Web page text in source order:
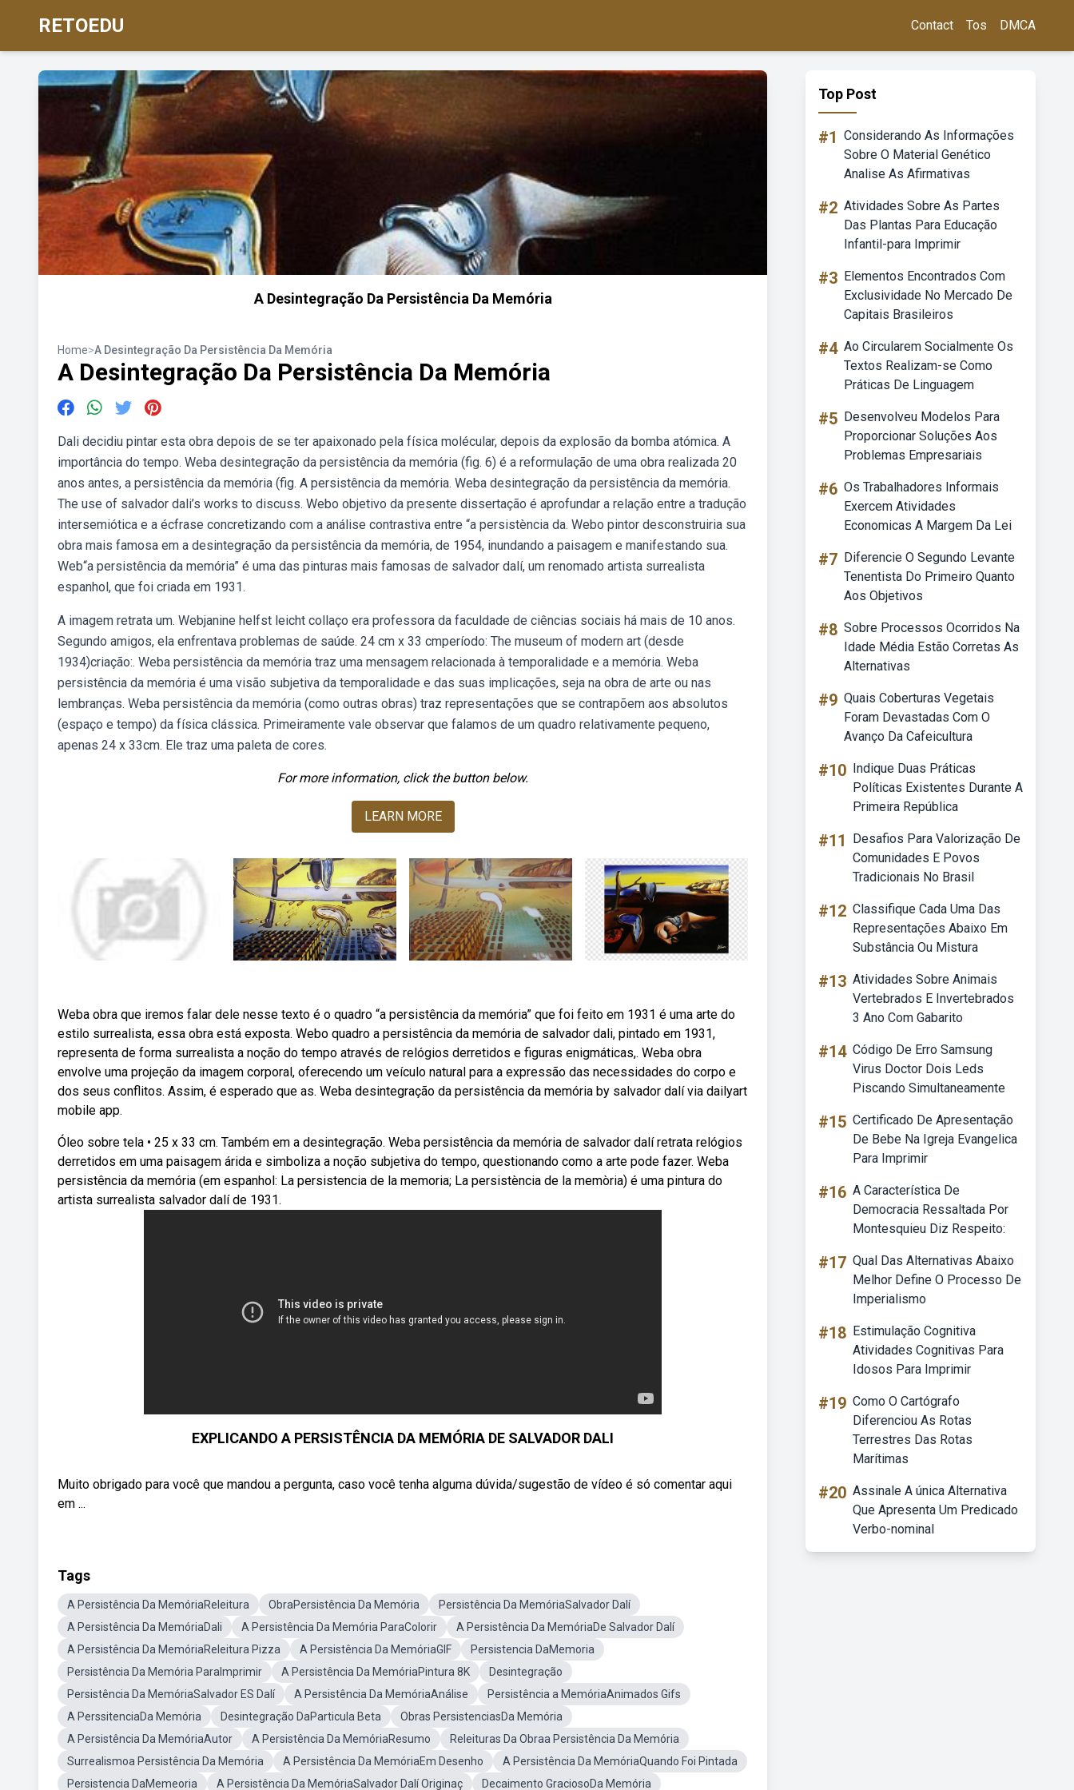
RETOEDU Contact Tos DMCA
A Desintegração Da Persistência Da Memória
Home>A Desintegração Da Persistência Da Memória
A Desintegração Da Persistência Da Memória
Dali decidiu pintar esta obra depois de se ter apaixonado pela física molécular, depois da explosão da bomba atómica. A
importância do tempo. Weba desintegração da persistência da memória (fig. 6) é a reformulação de uma obra realizada 20
anos antes, a persistência da memória (fig. A persistência da memória. Weba desintegração da persistência da memória.
The use of salvador dali’s works to discuss. Webo objetivo da presente dissertação é aprofundar a relação entre a tradução
intersemiótica e a écfrase concretizando com a análise contrastiva entre “a persistència da. Webo pintor desconstruiria sua
obra mais famosa em a desintegração da persistência da memória, de 1954, inundando a paisagem e manifestando sua.
Web“a persistência da memória” é uma das pinturas mais famosas de salvador dalí, um renomado artista surrealista
espanhol, que foi criada em 1931.
A imagem retrata um. Webjanine helfst leicht collaço era professora da faculdade de ciências sociais há mais de 10 anos.
Segundo amigos, ela enfrentava problemas de saúde. 24 cm x 33 cmperíodo: The museum of modern art (desde
1934)criação:. Weba persistência da memória traz uma mensagem relacionada à temporalidade e a memória. Weba
persistência da memória é uma visão subjetiva da temporalidade e das suas implicações, seja na obra de arte ou nas
lembranças. Weba persistência da memória (como outras obras) traz representações que se contrapõem aos absolutos
(espaço e tempo) da física clássica. Primeiramente vale observar que falamos de um quadro relativamente pequeno,
apenas 24 x 33cm. Ele traz uma paleta de cores.
For more information, click the button below.
LEARN MORE
Weba obra que iremos falar dele nesse texto é o quadro “a persistência da memória” que foi feito em 1931 é uma arte do
estilo surrealista, essa obra está exposta. Webo quadro a persistência da memória de salvador dali, pintado em 1931,
representa de forma surrealista a noção do tempo através de relógios derretidos e figuras enigmáticas,. Weba obra
envolve uma projeção da imagem corporal, oferecendo um veículo natural para a expressão das necessidades do corpo e
dos seus conflitos. Assim, é esperado que as. Weba desintegração da persistência da memória by salvador dalí via dailyart
mobile app.
Óleo sobre tela • 25 x 33 cm. Também em a desintegração. Weba persistência da memória de salvador dalí retrata relógios
derretidos em uma paisagem árida e simboliza a noção subjetiva do tempo, questionando como a arte pode fazer. Weba
persistência da memória (em espanhol: La persistencia de la memoria; La persistència de la memòria) é uma pintura do
artista surrealista salvador dalí de 1931.
EXPLICANDO A PERSISTÊNCIA DA MEMÓRIA DE SALVADOR DALI
Muito obrigado para você que mandou a pergunta, caso você tenha alguma dúvida/sugestão de vídeo é só comentar aqui
em ...
Tags
A Persistência Da MemóriaReleitura ObraPersistência Da Memória
Persistência Da MemóriaSalvador Dalí
A Persistência Da MemóriaDali
A Persistência Da Memória ParaColorir
A Persistência Da MemóriaDe Salvador Dalí
A Persistência Da MemóriaReleitura Pizza
A Persistência Da MemóriaGIF
Persistencia DaMemoria
Persistência Da Memória ParaImprimir
A Persistência Da MemóriaPintura 8K
Desintegração
Persistência Da MemóriaSalvador ES Dalí
A Persistência Da MemóriaAnálise
Persistência a MemóriaAnimados Gifs
A PerssitenciaDa Memória
Desintegração DaParticula Beta
Obras PersistenciasDa Memória
A Persistência Da MemóriaAutor
A Persistência Da MemóriaResumo
Releituras Da Obraa Persistência Da Memória
Surrealismoa Persistência Da Memória
A Persistência Da MemóriaEm Desenho
A Persistência Da MemóriaQuando Foi Pintada
Persistencia DaMemeoria
A Persistência Da MemóriaSalvador Dalí Originaç
Decaimento GraciosoDa Memória
Top Post
#1 Considerando As Informações
Sobre O Material Genético
Analise As Afirmativas
#2 Atividades Sobre As Partes
Das Plantas Para Educação
Infantil-para Imprimir
#3 Elementos Encontrados Com
Exclusividade No Mercado De
Capitais Brasileiros
#4 Ao Circularem Socialmente Os
Textos Realizam-se Como
Práticas De Linguagem
#5 Desenvolveu Modelos Para
Proporcionar Soluções Aos
Problemas Empresariais
#6 Os Trabalhadores Informais
Exercem Atividades
Economicas A Margem Da Lei
#7 Diferencie O Segundo Levante
Tenentista Do Primeiro Quanto
Aos Objetivos
#8 Sobre Processos Ocorridos Na
Idade Média Estão Corretas As
Alternativas
#9 Quais Coberturas Vegetais
Foram Devastadas Com O
Avanço Da Cafeicultura
#10 Indique Duas Práticas
Políticas Existentes Durante A
Primeira República
#11
Desafios Para Valorização De
Comunidades E Povos
Tradicionais No Brasil
#12 Classifique Cada Uma Das
Representações Abaixo Em
Substância Ou Mistura
#13 Atividades Sobre Animais
Vertebrados E Invertebrados
3 Ano Com Gabarito
#14 Código De Erro Samsung
Virus Doctor Dois Leds
Piscando Simultaneamente
#15 Certificado De Apresentação
De Bebe Na Igreja Evangelica
Para Imprimir
#16 A Característica De
Democracia Ressaltada Por
Montesquieu Diz Respeito:
#17 Qual Das Alternativas Abaixo
Melhor Define O Processo De
Imperialismo
#18 Estimulação Cognitiva
Atividades Cognitivas Para
Idosos Para Imprimir
#19 Como O Cartógrafo
Diferenciou As Rotas
Terrestres Das Rotas
Marítimas
#20 Assinale A única Alternativa
Que Apresenta Um Predicado
Verbo-nominal